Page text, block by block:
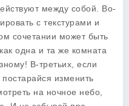
между собой. Во-
с текстурами и
сочетании может быть
одна и та же комната
В-третьих, если
изменить
на ночное небо,